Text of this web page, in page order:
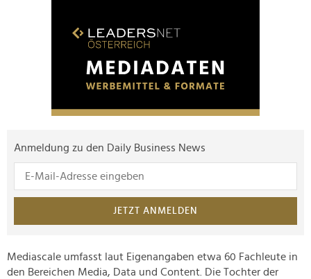
Anmeldung zu den Daily Business News
JETZT ANMELDEN
Mediascale umfasst laut Eigenangaben etwa 60 Fachleute in
den Bereichen Media, Data und Content. Die Tochter der